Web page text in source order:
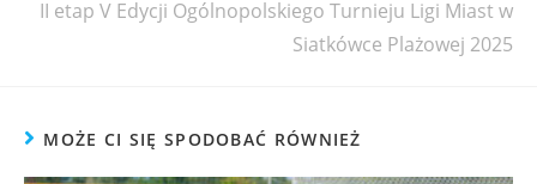
II etap V Edycji Ogólnopolskiego Turnieju Ligi Miast w
Siatkówce Plażowej 2025
MOŻE CI SIĘ SPODOBAĆ RÓWNIEŻ